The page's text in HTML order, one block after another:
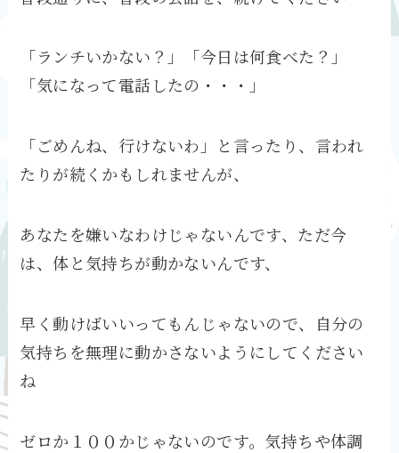
「ランチいかない？」「今日は何食べた？」
「気になって電話したの・・・」
「ごめんね、行けないわ」と言ったり、言われ
たりが続くかもしれませんが、
あなたを嫌いなわけじゃないんです、ただ今
は、体と気持ちが動かないんです、
早く動けばいいってもんじゃないので、自分の
気持ちを無理に動かさないようにしてください
ね
ゼロか１００かじゃないのです。気持ちや体調